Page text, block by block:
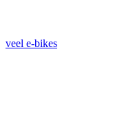
veel e-bikes